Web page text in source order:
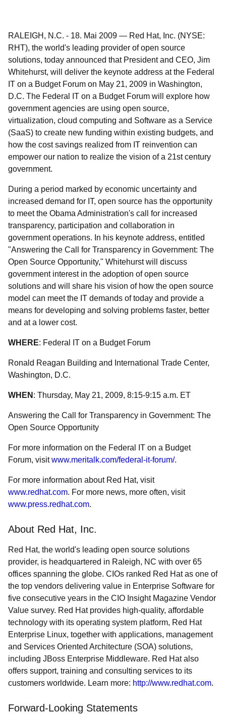
RALEIGH, N.C. - 18. Mai 2009 — Red Hat, Inc. (NYSE:
RHT), the world's leading provider of open source
solutions, today announced that President and CEO, Jim
Whitehurst, will deliver the keynote address at the Federal
IT on a Budget Forum on May 21, 2009 in Washington,
D.C. The Federal IT on a Budget Forum will explore how
government agencies are using open source,
virtualization, cloud computing and Software as a Service
(SaaS) to create new funding within existing budgets, and
how the cost savings realized from IT reinvention can
empower our nation to realize the vision of a 21st century
government.
During a period marked by economic uncertainty and
increased demand for IT, open source has the opportunity
to meet the Obama Administration's call for increased
transparency, participation and collaboration in
government operations. In his keynote address, entitled
"Answering the Call for Transparency in Government: The
Open Source Opportunity," Whitehurst will discuss
government interest in the adoption of open source
solutions and will share his vision of how the open source
model can meet the IT demands of today and provide a
means for developing and solving problems faster, better
and at a lower cost.
WHERE: Federal IT on a Budget Forum
Ronald Reagan Building and International Trade Center,
Washington, D.C.
WHEN : Thursday, May 21, 2009, 8:15-9:15 a.m. ET
Answering the Call for Transparency in Government: The
Open Source Opportunity
For more information on the Federal IT on a Budget
Forum, visitwww.meritalk.com/federal-it-forum/.
For more information about Red Hat, visit
www.redhat.com. For more news, more often, visit
www.press.redhat.com.
About Red Hat, Inc.
Red Hat, the world's leading open source solutions
provider, is headquartered in Raleigh, NC with over 65
offices spanning the globe. CIOs ranked Red Hat as one of
the top vendors delivering value in Enterprise Software for
five consecutive years in the CIO Insight Magazine Vendor
Value survey. Red Hat provides high-quality, affordable
technology with its operating system platform, Red Hat
Enterprise Linux, together with applications, management
and Services Oriented Architecture (SOA) solutions,
including JBoss Enterprise Middleware. Red Hat also
offers support, training and consulting services to its
customers worldwide. Learn more: http://www.redhat.com.
Forward-Looking Statements